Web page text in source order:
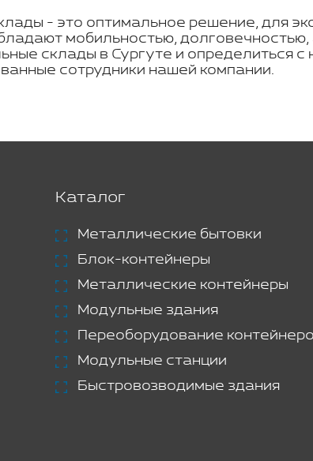
- это оптимальное решение, для
мобильностью,
склады в Сургуте и определиться
сотрудники нашей компании.
Каталог
Металлические бытовки
Блок-контейнеры
Металлические контейнеры
Модульные здания
Переоборудование
Модульные станции
Быстровозводимые здания